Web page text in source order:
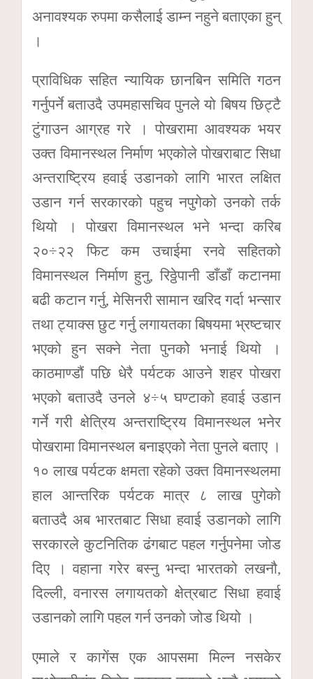
अनावश्यक रुपमा कसैलाई डाम्न नहुने बताएका हुन्
।
प्राविधिक सहित न्यायिक छानबिन समिति गठन
गर्नुपर्ने बताउदै उपमहासचिव पुनले यो बिषय छिट्टै
टुंगाउन आग्रह गरे । पोखरामा आवश्यक भयर
उक्त विमानस्थल निर्माण भएकोले पोखराबाट सिधा
अन्तराष्ट्रिय हवाई उडानको लागि भारत लक्षित
उडान गर्न सरकारको पहुच नपुगेको उनको तर्क
थियो । पोखरा विमानस्थल भने भन्दा करिब
२०÷२२ फिट कम उचाईमा रनवे सहितको
विमानस्थल निर्माण हुनु, रिठ्ठेपानी डाँडाँ कटानमा
बढी कटान गर्नु, मेसिनरी सामान खरिद गर्दा भन्सार
तथा ट्याक्स छुट गर्नु लगायतका बिषयमा भ्रष्टचार
भएको हुन सक्ने नेता पुनकोे भनाई थियो ।
काठमाण्डौं पछि धेरै पर्यटक आउने शहर पोखरा
भएको बताउदै उनले ४÷५ घण्टाको हवाई उडान
गर्ने गरी क्षेत्रिय अन्तराष्ट्रिय विमानस्थल भनेर
पोखरामा विमानस्थल बनाइएको नेता पुनले बताए ।
१० लाख पर्यटक क्षमता रहेको उक्त विमानस्थलमा
हाल आन्तरिक पर्यटक मात्र ८ लाख पुगेको
बताउदै अब भारतबाट सिधा हवाई उडानको लागि
सरकारले कुटनितिक ढंगबाट पहल गर्नुपनेमा जोड
दिए । वहाना गरेर बस्नु भन्दा भारतको लखनौ,
दिल्ली, वनारस लगायतको क्षेत्रबाट सिधा हवाई
उडानको लागि पहल गर्न उनको जोड थियो ।
एमाले र कागेंस एक आपसमा मिल्न नसकेर